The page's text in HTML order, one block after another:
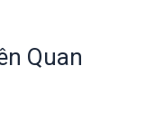
Quan